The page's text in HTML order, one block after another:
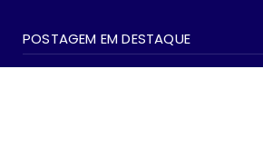
POSTAGEM EM DESTAQUE